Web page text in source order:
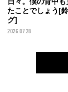
たことでしょう[
グ]
2026.07.28